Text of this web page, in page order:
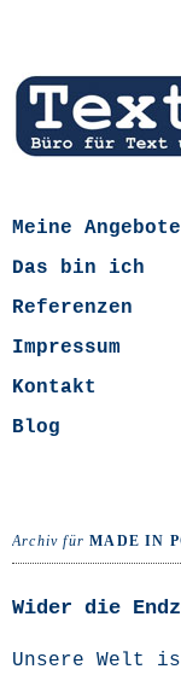
Meine Angebote
Das bin ich
Referenzen
Impressum
Kontakt
Blog
Archiv fürMADE IN
Wider die
Unse­re Welt